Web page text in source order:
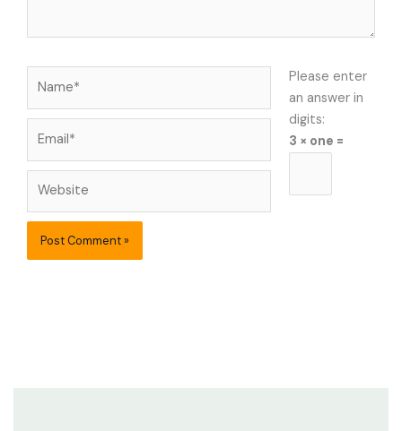
Please enter
an answer in
digits:
3 × one =